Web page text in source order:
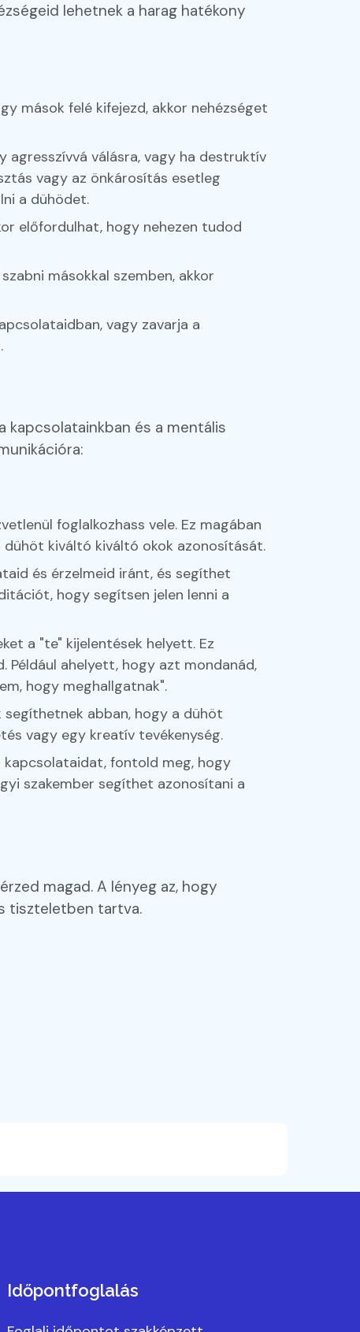
lehetnek a harag hatékony
mások felé kifejezd, akkor nehézséget
agresszívvá válásra, vagy ha destruktív
vagy az önkárosítás esetleg
a dühödet.
előfordulhat, hogy nehezen tudod
másokkal szemben, akkor
vagy zavarja a
kapcsolatainkban és a mentális
foglalkozhass vele. Ez magában
kiváltó kiváltó okok azonosítását.
és érzelmeid iránt, és segíthet
hogy segítsen jelen lenni a
a "te" kijelentések helyett. Ez
Például ahelyett, hogy azt mondanád,
hogy meghallgatnak".
abban, hogy a dühöt
vagy egy kreatív tevékenység.
kapcsolataidat, fontold meg, hogy
szakember segíthet azonosítani a
magad. A lényeg az, hogy
tiszteletben tartva.
Időpontfoglalás